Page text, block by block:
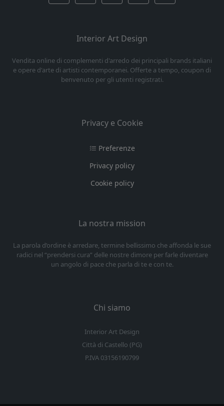
Interior Art Design
Vendita online di complementi d'arredo dei principali brands italiani
e opere d'arte di artisti contemporanei. Offerte a tempo, coupon di
benvenuto per gli utenti registrati.
Privacy e Cookie
Preferenze
Privacy policy
Cookie policy
La nostra mission
La parola d’ordine è arredare, termine bellissimo che affonda le sue
radici nel “prendersi cura” delle nostre dimore per farle diventare
un angolo di pace che parla di te e con te.
Chi siamo
Interior Art Design
Città di Castello (PG)
P.IVA 03156190799